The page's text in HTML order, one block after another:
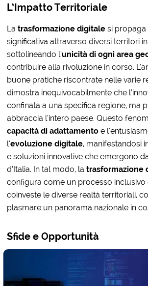
L’Impatto Territoriale
Latrasformazione digitale si propaga
significativa attraverso diversi territori
sottolineando l’unicità di ogni area
contribuire alla rivoluzione in corso.
buone pratiche riscontrate nelle varie
dimostra inequivocabilmente che
confinata a una specifica regione, ma
abbraccia l’intero paese. Questo
capacità di adattamento e
l’evoluzione digitale, manifestandosi
e soluzioni innovative che emergono
d’Italia. In tal modo, latrasformazione
configura come un processo inclusivo
coinveste le diverse realtà territoriali,
plasmare un panorama nazionale in
Sfide e Opportunità